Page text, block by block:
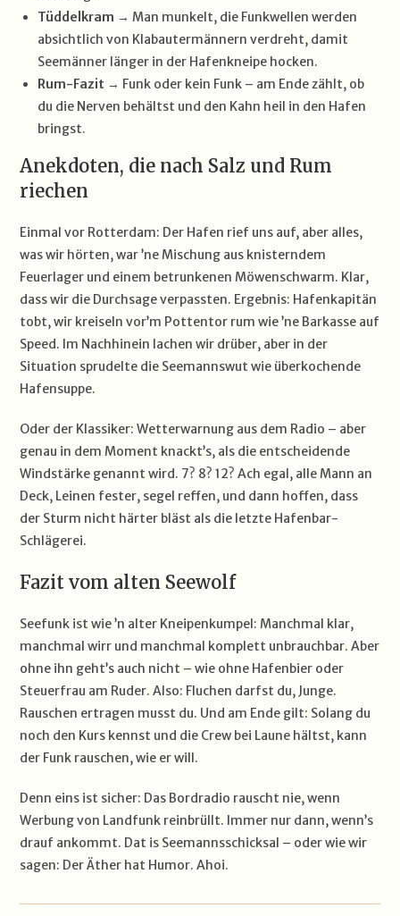
Tüddelkram → Man munkelt, die Funkwellen werden
absichtlich von Klabautermännern verdreht, damit
Seemänner länger in der Hafenkneipe hocken.
Rum-Fazit → Funk oder kein Funk – am Ende zählt, ob
du die Nerven behältst und den Kahn heil in den Hafen
bringst.
Anekdoten, die nach Salz und Rum
riechen
Einmal vor Rotterdam: Der Hafen rief uns auf, aber alles,
was wir hörten, war ’ne Mischung aus knisterndem
Feuerlager und einem betrunkenen Möwenschwarm. Klar,
dass wir die Durchsage verpassten. Ergebnis: Hafenkapitän
tobt, wir kreiseln vor’m Pottentor rum wie ’ne Barkasse auf
Speed. Im Nachhinein lachen wir drüber, aber in der
Situation sprudelte die Seemannswut wie überkochende
Hafensuppe.
Oder der Klassiker: Wetterwarnung aus dem Radio – aber
genau in dem Moment knackt’s, als die entscheidende
Windstärke genannt wird. 7? 8? 12? Ach egal, alle Mann an
Deck, Leinen fester, segel reffen, und dann hoffen, dass
der Sturm nicht härter bläst als die letzte Hafenbar-
Schlägerei.
Fazit vom alten Seewolf
Seefunk ist wie ’n alter Kneipenkumpel: Manchmal klar,
manchmal wirr und manchmal komplett unbrauchbar. Aber
ohne ihn geht’s auch nicht – wie ohne Hafenbier oder
Steuerfrau am Ruder. Also: Fluchen darfst du, Junge.
Rauschen ertragen musst du. Und am Ende gilt: Solang du
noch den Kurs kennst und die Crew bei Laune hältst, kann
der Funk rauschen, wie er will.
Denn eins ist sicher: Das Bordradio rauscht nie, wenn
Werbung von Landfunk reinbrüllt. Immer nur dann, wenn’s
drauf ankommt. Dat is Seemannsschicksal – oder wie wir
sagen: Der Äther hat Humor. Ahoi.